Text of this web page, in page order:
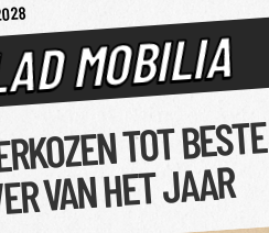
MOBILIA
TOT BESTE
VAN HET JAAR